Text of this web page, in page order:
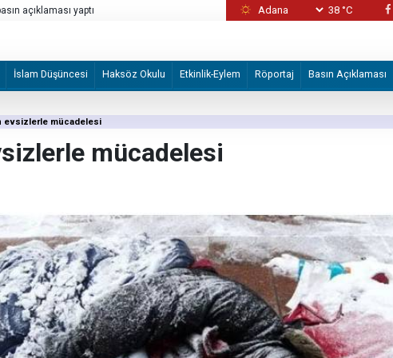
İsrail askeri hakkında suç duyurusunda
‘Karanlık, alevler, çığlıklar’: İsrailli
38 °C
İslam Düşüncesi Haksöz Okulu Etkinlik-Eylem Röportaj Basın Açıklaması
evsizlerle mücadelesi
mücadelesi